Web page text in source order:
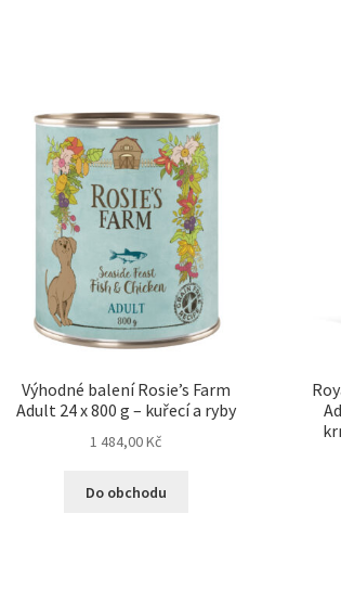
Výhodné balení Rosie’s Farm
Adult 24 x 800 g – kuřecí a ryby
1 484,00Kč
Do obchodu